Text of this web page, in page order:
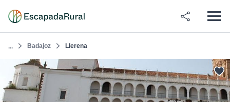
... Badajoz Llerena